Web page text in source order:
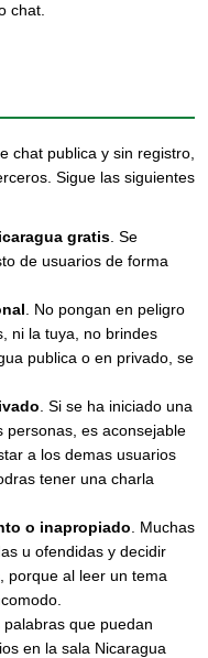
chat.
chat publica y sin registro,
Sigue las siguientes
gratis . Se
de usuarios de forma
. No pongan en peligro
ni la tuya, no brindes
publica o en privado, se
. Si se ha iniciado una
personas, es aconsejable
a los demas usuarios
tener una charla
o inapropiado . Muchas
u ofendidas y decidir
porque al leer un tema
palabras que puedan
en la sala Nicaragua